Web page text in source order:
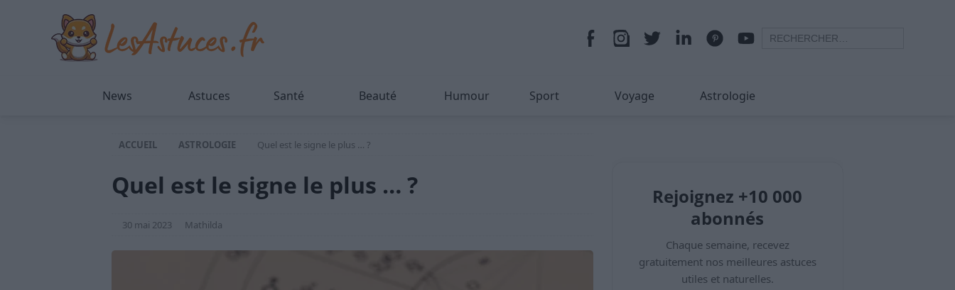
News Astuces Santé Beauté Humour Sport Voyage Astrologie
ACCUEIL ASTROLOGIE Quel est le signe le plus … ?
Quel est le signe le plus … ?
30 mai 2023 Mathilda
Rejoignez +10 000
abonnés
Chaque semaine, recevez
gratuitement nos meilleures astuces
utiles et naturelles.